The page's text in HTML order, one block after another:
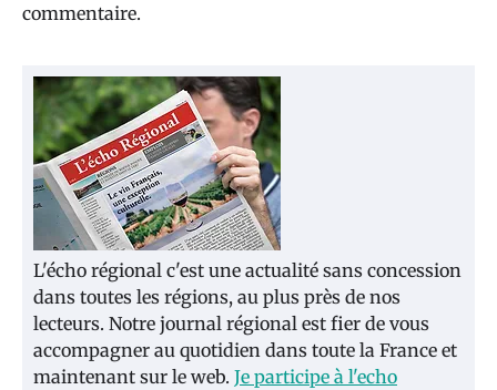
commentaire.
L'écho régional c'est une actualité sans concession
dans toutes les régions, au plus près de nos
lecteurs. Notre journal régional est fier de vous
accompagner au quotidien dans toute la France et
maintenant sur le web. Je participe à l'echo